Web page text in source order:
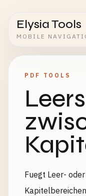
Elysia Tools
MOBILE
PDF TOOLS
Fuegt Leer-